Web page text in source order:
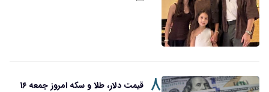
۸
قیمت دلار، طلا و سکه امروز جمعه ۱۶